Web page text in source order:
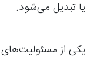
یا تبدیل می‌شود.
یکی از